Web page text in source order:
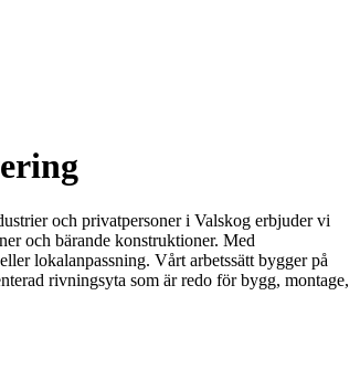
och privatpersoner i Valskog erbjuder vi
och bärande konstruktioner. Med
lokalanpassning. Vårt arbetssätt bygger på
rivningsyta som är redo för bygg, montage,